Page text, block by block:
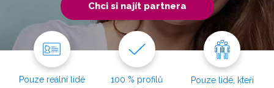
Chci si najít partnera
Pouze reální lidé
100 % profilů
Pouze lidé, kteří